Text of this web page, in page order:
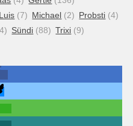
Luis (7) Michael (2) Probsti (4)
Sündi (88) Trixi (9)